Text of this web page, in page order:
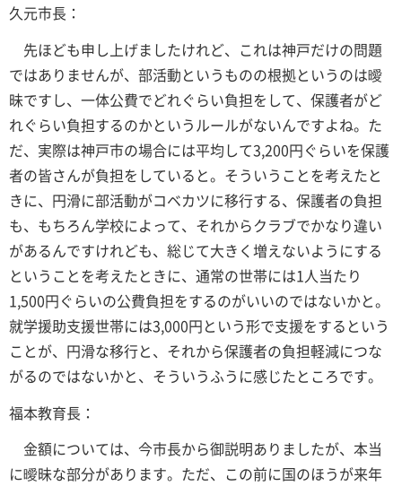
久元市長：
先ほども申し上げましたけれど、これは神戸だけの問題
ではありませんが、部活動というものの根拠というのは曖
昧ですし、一体公費でどれぐらい負担をして、保護者がど
れぐらい負担するのかというルールがないんですよね。た
だ、実際は神戸市の場合には平均して3,200円ぐらいを保護
者の皆さんが負担をしていると。そういうことを考えたと
きに、円滑に部活動がコベカツに移行する、保護者の負担
も、もちろん学校によって、それからクラブでかなり違い
があるんですけれども、総じて大きく増えないようにする
ということを考えたときに、通常の世帯には1人当たり
1,500円ぐらいの公費負担をするのがいいのではないかと。
就学援助支援世帯には3,000円という形で支援をするという
ことが、円滑な移行と、それから保護者の負担軽減につな
がるのではないかと、そういうふうに感じたところです。
福本教育長：
金額については、今市長から御説明ありましたが、本当
に曖昧な部分があります。ただ、この前に国のほうが来年